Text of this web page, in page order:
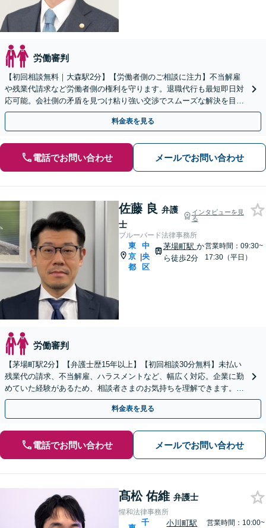
労働審判
【初回相談無料｜大森駅2分】【労働者側のご相談に注力】不当解雇
や残業代請求など労働者側の権利を守ります。退職代行も最短即日対
応可能。会社側の矛盾を見つけ粘り強い交渉でスムーズな解決を目指
します。泣き寝入りする前にご相談ください【夜間休日可】
料金表を見る
電話でお問い合わせ メールでお問い合わせ
佐藤 良 弁護
士
インタビューを見
る
ブルーバード法律事務所
東
京
都
|
中
央
区
茅場町駅 か
ら徒歩2分
営業時間：09:30~
17:30（平日）
労働審判
【茅場町駅2分】【弁護士歴15年以上】【初回相談30分無料】未払い
残業代の請求、不当解雇、ハラスメントなど、幅広く対応。企業に勤
めていた経験があるため、相談者さまのお気持ちを理解できます。ま
ずは無料相談でお悩みをお聞かせください。
料金表を見る
電話でお問い合わせ メールでお問い合わせ
髙松 佑維 弁護士
惺和法律事務所
千
小川町駅
営業時間：10:00~